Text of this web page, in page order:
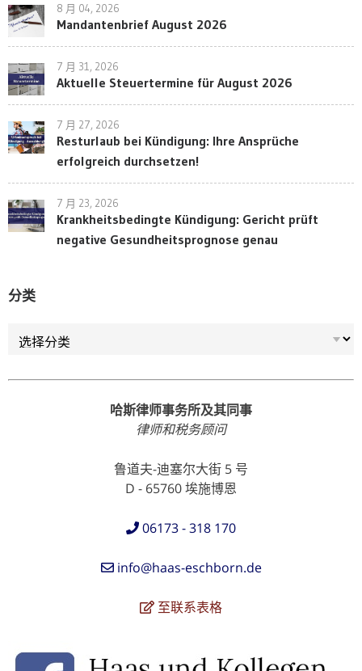
8 月 04, 2026
Mandantenbrief August 2026
7 月 31, 2026
Aktuelle Steuertermine für August 2026
7 月 27, 2026
Resturlaub bei Kündigung: Ihre Ansprüche
erfolgreich durchsetzen!
7 月 23, 2026
Krankheitsbedingte Kündigung: Gericht prüft
negative Gesundheitsprognose genau
分类
哈斯律师事务所及其同事
律师和税务顾问
鲁道夫-迪塞尔大街 5 号
D - 65760 埃施博恩
06173 - 318 170
info@haas-eschborn.de
至联系表格